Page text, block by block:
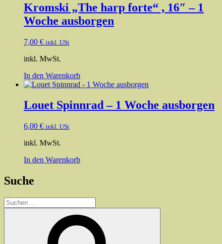
Kromski „The harp forte“ , 16″ – 1
Woche ausborgen
7,00 € inkl. USt
inkl. MwSt.
In den Warenkorb
Louet Spinnrad – 1 Woche ausborgen
6,00 € inkl. USt
inkl. MwSt.
In den Warenkorb
Suche
Suchen
nach: